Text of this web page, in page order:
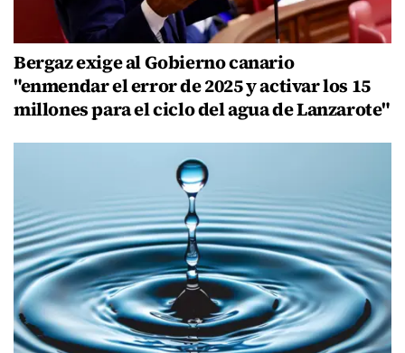
Bergaz exige al Gobierno canario
"enmendar el error de 2025 y activar los 15
millones para el ciclo del agua de Lanzarote"